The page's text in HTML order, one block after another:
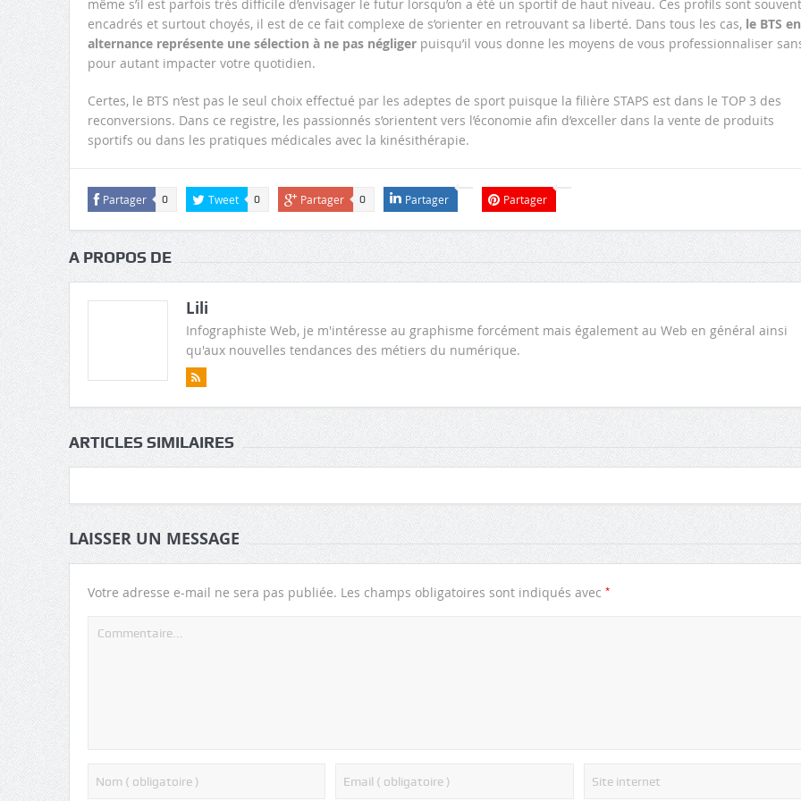
même s’il est parfois très difficile d’envisager le futur lorsqu’on a été un sportif de haut niveau. Ces profils sont souvent
encadrés et surtout choyés, il est de ce fait complexe de s’orienter en retrouvant sa liberté. Dans tous les cas, le BTS en
alternance représente une sélection à ne pas négligerpuisqu’il vous donne les moyens de vous professionnaliser
pour autant impacter votre quotidien.
Certes, le BTS n’est pas le seul choix effectué par les adeptes de sport puisque la filière STAPS est dans le TOP 3 des
reconversions. Dans ce registre, les passionnés s’orientent vers l’économie afin d’exceller dans la vente de produits
sportifs ou dans les pratiques médicales avec la kinésithérapie.
Partager 0 Tweet 0 Partager 0 Partager Partager
A PROPOS DE
Lili
Infographiste Web, je m'intéresse au graphisme forcément mais également au Web en général ainsi
qu'aux nouvelles tendances des métiers du numérique.
ARTICLES SIMILAIRES
LAISSER UN MESSAGE
Votre adresse e-mail ne sera pas publiée. Les champs obligatoires sont indiqués avec *